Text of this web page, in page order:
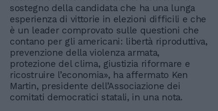
sostegno della candidata che ha una lunga
esperienza di vittorie in elezioni difficili e che
è un leader comprovato sulle questioni che
contano per gli americani: libertà riproduttiva,
prevenzione della violenza armata,
protezione del clima, giustizia riformare e
ricostruire l’economia», ha affermato Ken
Martin, presidente dell’Associazione dei
comitati democratici statali, in una nota.